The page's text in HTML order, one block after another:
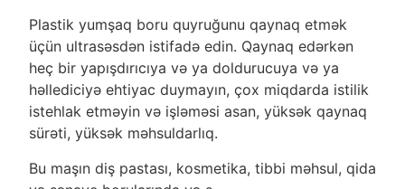
Plastik yumşaq boru quyruğunu qaynaq etmək
üçün ultrasəsdən istifadə edin. Qaynaq edərkən
heç bir yapışdırıcıya və ya doldurucuya və ya
həllediciyə ehtiyac duymayın, çox miqdarda istilik
istehlak etməyin və işləməsi asan, yüksək qaynaq
sürəti, yüksək məhsuldarlıq.
Bu maşın diş pastası, kosmetika, tibbi məhsul, qida